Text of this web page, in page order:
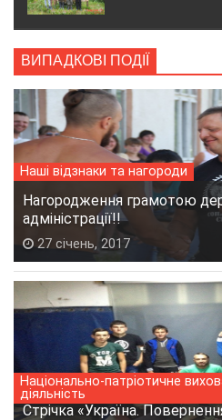
ВИПАДКОВІ ПОДІЇ
Наші відзнаки та нагороди
Нагородження грамотою
адміністрації!!
27 січень, 2017
Національно-патріотичне
діяльність
Стрічка «Україна.